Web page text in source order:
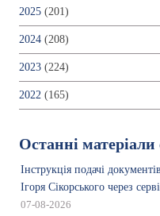
2025 (201)
2024 (208)
2023 (224)
2022 (165)
Останні матеріали
Інструкція подачі
Ігоря Сікорського через
07-08-2026